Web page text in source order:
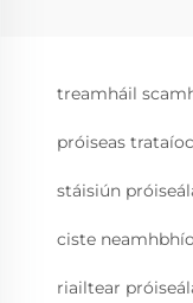
treamháil
próiseas
stáisiún
ciste
riailtear